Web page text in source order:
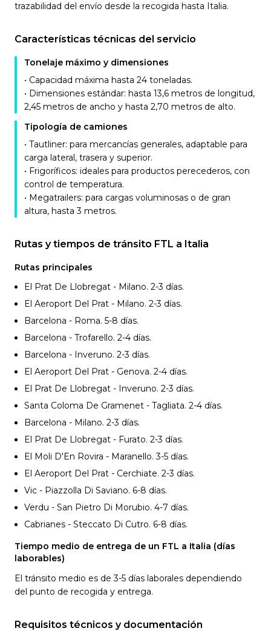
trazabilidad del envío desde la recogida hasta Italia.
Características técnicas del servicio
Tonelaje máximo y dimensiones
• Capacidad máxima hasta 24 toneladas.
• Dimensiones estándar: hasta 13,6 metros de longitud,
2,45 metros de ancho y hasta 2,70 metros de alto.
Tipología de camiones
• Tautliner: para mercancías generales, adaptable para
carga lateral, trasera y superior.
• Frigoríficos: ideales para productos perecederos, con
control de temperatura.
• Megatrailers: para cargas voluminosas o de gran
altura, hasta 3 metros.
Rutas y tiempos de tránsito FTL a Italia
Rutas principales
El Prat De Llobregat - Milano. 2-3 días.
El Aeroport Del Prat - Milano. 2-3 días.
Barcelona - Roma. 5-8 días.
Barcelona - Trofarello. 2-4 días.
Barcelona - Inveruno. 2-3 días.
El Aeroport Del Prat - Genova. 2-4 días.
El Prat De Llobregat - Inveruno. 2-3 días.
Santa Coloma De Gramenet - Tagliata. 2-4 días.
Barcelona - Milano. 2-3 días.
El Prat De Llobregat - Furato. 2-3 días.
El Moli D'En Rovira - Maranello. 3-5 días.
El Aeroport Del Prat - Cerchiate. 2-3 días.
Vic - Piazzolla Di Saviano. 6-8 días.
Verdu - San Pietro Di Morubio. 4-7 días.
Cabrianes - Steccato Di Cutro. 6-8 días.
Tiempo medio de entrega de un FTL a Italia (días
laborables)
El tránsito medio es de 3-5 días laborales dependiendo
del punto de recogida y entrega.
Requisitos técnicos y documentación